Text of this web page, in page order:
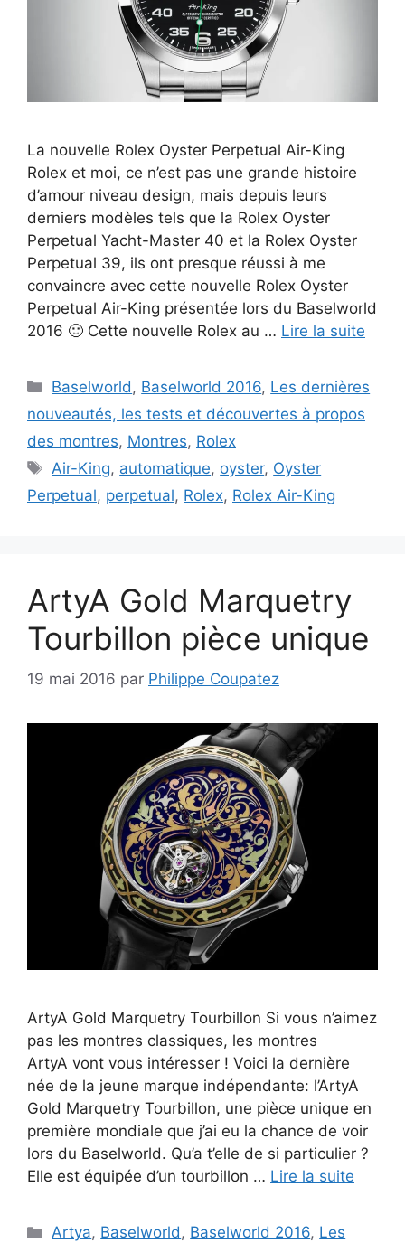
La nouvelle Rolex Oyster Perpetual Air-King
Rolex et moi, ce n’est pas une grande histoire
d’amour niveau design, mais depuis leurs
derniers modèles tels que la Rolex Oyster
Perpetual Yacht-Master 40 et la Rolex Oyster
Perpetual 39, ils ont presque réussi à me
convaincre avec cette nouvelle Rolex Oyster
Perpetual Air-King présentée lors du Baselworld
2016 🙂 Cette nouvelle Rolex au … Lire la suite
Catégories
Baselworld, Baselworld 2016, Les dernières
nouveautés, les tests et découvertes à propos
des montres, Montres, Rolex
Étiquettes
Air-King, automatique, oyster, Oyster
Perpetual, perpetual, Rolex, Rolex Air-King
ArtyA Gold Marquetry
Tourbillon pièce unique
19 mai 2016 par Philippe Coupatez
ArtyA Gold Marquetry Tourbillon Si vous n’aimez
pas les montres classiques, les montres
ArtyA vont vous intéresser ! Voici la dernière
née de la jeune marque indépendante: l’ArtyA
Gold Marquetry Tourbillon, une pièce unique en
première mondiale que j’ai eu la chance de voir
lors du Baselworld. Qu’a t’elle de si particulier ?
Elle est équipée d’un tourbillon … Lire la suite
Catégories
Artya, Baselworld, Baselworld 2016, Les